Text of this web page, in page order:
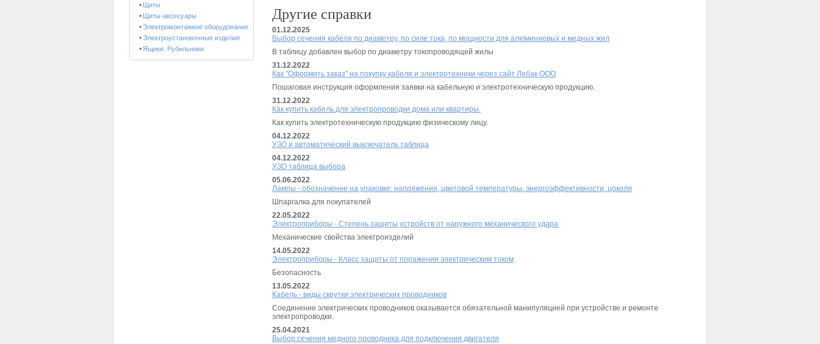
Щиты
Щиты-аксесуары
Электромонтажное оборудование
Электроустановочные изделия
Ящики. Рубильники
Другие справки
01.12.2025
Выбор сечения кабеля по диаметру, по силе тока, по мощности для алюминиевых и медных жил
В таблицу добавлен выбор по диаметру токопроводящей жилы
31.12.2022
Как "Оформить заказ" на покупку кабеля и электротехники через сайт Лебак ООО
Пошаговая инструкция оформления заявки на кабельную и электротехническую продукцию.
31.12.2022
Как купить кабель для электропроводки дома или квартиры.
Как купить электротехническую продукцию физическому лицу.
04.12.2022
УЗО и автоматический выключатель таблица
04.12.2022
УЗО таблица выбора
05.06.2022
Лампы - обозначение на упаковке: напряжения, цветовой температуры, энергоэффективности, цоколя
Шпаргалка для покупателей
22.05.2022
Электроприборы - Степень защиты устройств от наружного механического удара
Механические свойства электроизделий
14.05.2022
Электроприборы - Класс защиты от поражения электрическим током
Безопасность
13.05.2022
Кабель - виды скрутки электрических проводников
Соединение электрических проводников оказывается обязательной манипуляцией при устройстве и ремонте
электропроводки.
25.04.2021
Выбор сечения медного проводника для подключения двигателя